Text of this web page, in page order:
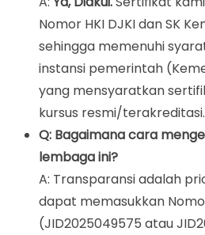
Nomor HKI DJKI dan SK
sehingga memenuhi
instansi pemerintah
yang mensyaratkan
kursus resmi/terakreditasi.
Q: Bagaimana cara
lembaga ini?
A: Transparansi adalah
dapat memasukkan
(JID2025049575 atau